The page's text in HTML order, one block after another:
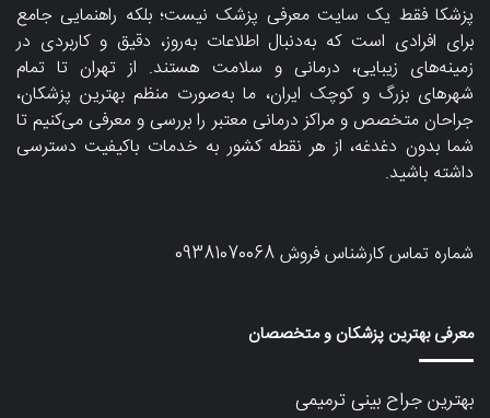
پزشکا فقط یک سایت معرفی پزشک نیست؛ بلکه راهنمایی جامع
برای افرادی است که به‌دنبال اطلاعات به‌روز، دقیق و کاربردی در
زمینه‌های زیبایی، درمانی و سلامت هستند. از تهران تا تمام
شهرهای بزرگ و کوچک ایران، ما به‌صورت منظم بهترین پزشکان،
جراحان متخصص و مراکز درمانی معتبر را بررسی و معرفی می‌کنیم تا
شما بدون دغدغه، از هر نقطه کشور به خدمات باکیفیت دسترسی
داشته باشید.
شماره تماس کارشناس فروش09381070068
معرفی بهترین پزشکان و متخصصان
بهترین جراح بینی ترمیمی